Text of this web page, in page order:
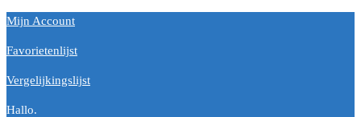
Mijn Account
Favorietenlijst
Vergelijkingslijst
Hallo.